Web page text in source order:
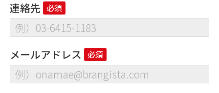
連絡先
メールアドレス